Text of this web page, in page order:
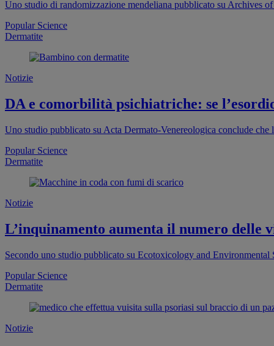
Uno studio di randomizzazione mendeliana pubblicato su Archives
Popular Science
Dermatite
Notizie
DA e comorbilità psichiatriche: se
Uno studio pubblicato su Acta Dermato-Venereologica conclude
Popular Science
Dermatite
Notizie
L’inquinamento aumenta il numero delle
Secondo uno studio pubblicato su Ecotoxicology and
Popular Science
Dermatite
Notizie